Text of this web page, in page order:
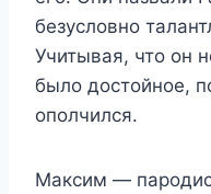
безусловно
Учитывая, что он
было достойное,
ополчился.
Максим —